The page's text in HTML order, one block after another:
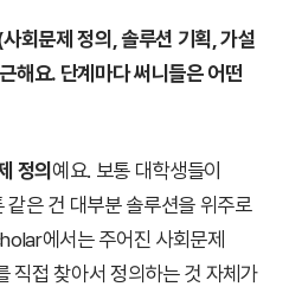
문제 정의, 솔루션 기획, 가설
해요. 단계마다 써니들은 어떤
정의예요. 보통 대학생들이
은 건 대부분 솔루션을 위주로
에서는 주어진 사회문제
직접 찾아서 정의하는 것 자체가